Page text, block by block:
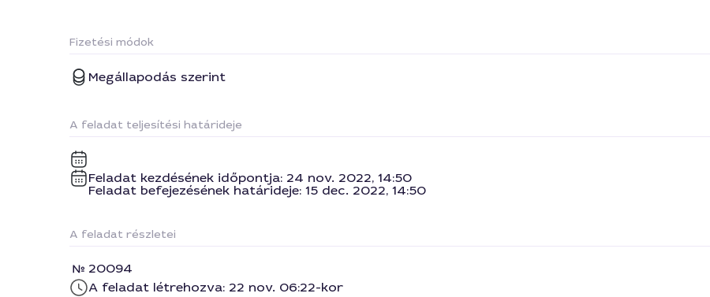
Fizetési módok
Megállapodás szerint
A feladat teljesítési határideje
Feladat kezdésének időpontja: 24 nov. 2022, 14:50
Feladat befejezésének határideje: 15 dec. 2022, 14:50
A feladat részletei
20094
A feladat létrehozva: 22 nov. 06:22-kor